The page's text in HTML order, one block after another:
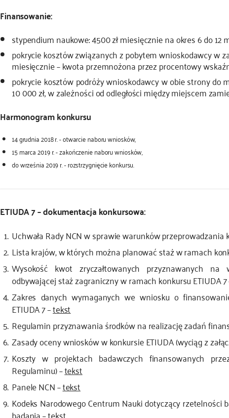
Finansowanie:
stypendium naukowe: 4500 zł miesięcznie na okres 6 do 12
pokrycie kosztów związanych z pobytem wnioskodawcy w
miesięcznie – kwota przemnożona przez procentowy
pokrycie kosztów podróży wnioskodawcy w obie strony do
10 000 zł, w zależności od odległości między miejscem
Harmonogram konkursu
14 grudnia 2018 r. - otwarcie naboru wniosków,
15 marca 2019 r. - zakończenie naboru wniosków,
do września 2019 r. - rozstrzygnięcie konkursu.
ETIUDA 7 – dokumentacja konkursowa:
Uchwała Rady NCN w sprawie warunków przeprowadzania
Lista krajów, w których można planować staż w ramach
Wysokość kwot zryczałtowanych przyznawanych
odbywającej staż zagraniczny w ramach konkursu ETIUDA
Zakres danych wymaganych we wniosku o
ETIUDA 7 –tekst
Regulamin przyznawania środków na realizację zadań
Zasady oceny wniosków w konkursie ETIUDA (wyciąg z
Koszty w projektach badawczych finansowanych
Regulaminu) –tekst
Panele NCN –tekst
Kodeks Narodowego Centrum Nauki dotyczący